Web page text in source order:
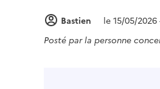
Bastien
le 15/05/
Posté parla personne